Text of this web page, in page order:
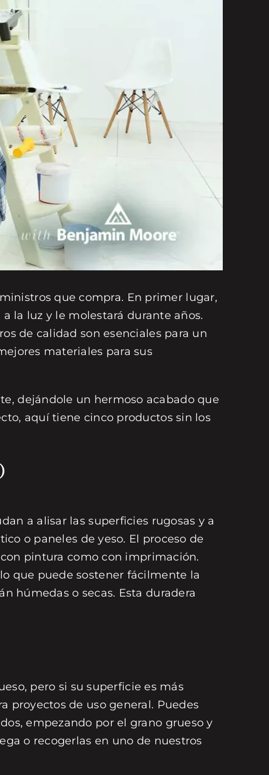
que compra. En primer lugar,
la luz y le molestará durante años.
de calidad son esenciales para un
materiales para sus
dejándole un hermoso acabado que
aquí tiene cinco productos sin los
a alisar las superficies rugosas y a
o paneles de yeso. El proceso de
pintura como con imprimación.
que puede sostener fácilmente la
húmedas o secas. Esta duradera
pero si su superficie es más
proyectos de uso general. Puedes
empezando por el grano grueso y
o recogerlas en uno de nuestros